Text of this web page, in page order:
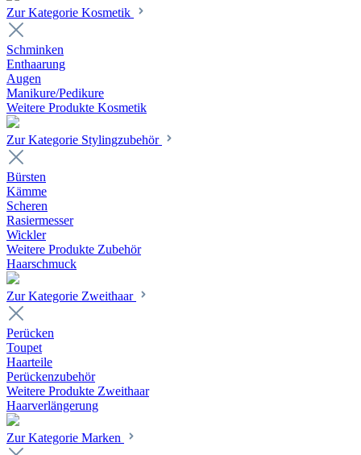
Zur Kategorie Kosmetik
Schminken
Enthaarung
Augen
Manikure/Pedikure
Weitere Produkte Kosmetik
Zur Kategorie Stylingzubehör
Bürsten
Kämme
Scheren
Rasiermesser
Wickler
Weitere Produkte Zubehör
Haarschmuck
Zur Kategorie Zweithaar
Perücken
Toupet
Haarteile
Perückenzubehör
Weitere Produkte Zweithaar
Haarverlängerung
Zur Kategorie Marken